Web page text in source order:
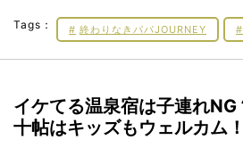
Tags： 終わりなきパパJOURNEY
イケてる温泉宿は子連れ
十帖はキッズもウェルカム！